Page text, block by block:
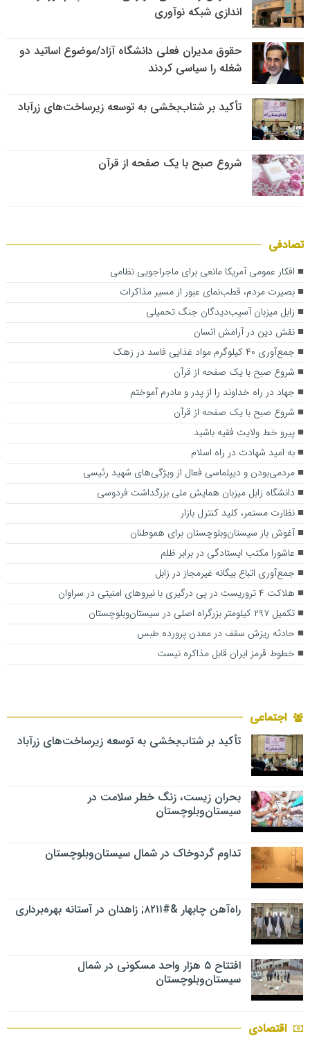
اندازی شبکه نوآوری
حقوق مدیران فعلی دانشگاه آزاد/موضوع اساتید دو
شغله را سیاسی کردند
تأکید بر شتاب‌بخشی به توسعه زیرساخت‌های زرآباد
شروع صبح با یک صفحه از قرآن
تصادفی
افکار عمومی آمریکا مانعی برای ماجراجویی نظامی
بصیرت مردم، قطب‌نمای عبور از مسیر مذاکرات
زابل میزبان آسیب‌دیدگان جنگ تحمیلی
نقش دین در آرامش انسان
جمع‌آوری ۴۰ کیلوگرم مواد غذایی فاسد در زهک
شروع صبح با یک صفحه از قرآن
جهاد در راه خداوند را از پدر و مادرم آموختم
شروع صبح با یک صفحه از قرآن
پیرو خط ولایت فقیه باشید
به امید شهادت در راه اسلام
مردمی‌بودن و دیپلماسی فعال از ویژگی‌های شهید رئیسی
دانشگاه زابل میزبان همایش ملی بزرگداشت فردوسی
نظارت مستمر، کلید کنترل بازار
آغوش باز سیستان‌وبلوچستان برای هموطنان
عاشورا مکتب ایستادگی در برابر ظلم
جمع‌آوری اتباع بیگانه غیرمجاز در زابل
هلاکت ۴ تروریست در پی درگیری با نیروهای امنیتی در سراوان
تکمیل ۲۹۷ کیلومتر بزرگراه اصلی در سیستان‌وبلوچستان
حادثه ریزش سقف در معدن پرورده طبس
خطوط قرمز ایران قابل مذاکره نیست
اجتماعی
تأکید بر شتاب‌بخشی به توسعه زیرساخت‌های زرآباد
بحران زیست، زنگ خطر سلامت در
سیستان‌وبلوچستان
تداوم گردوخاک در شمال سیستان‌وبلوچستان
راه‌آهن چابهار &#۸۲۱۱; زاهدان در آستانه بهره‌برداری
افتتاح ۵ هزار واحد مسکونی در شمال
سیستان‌وبلوچستان
اقتصادی